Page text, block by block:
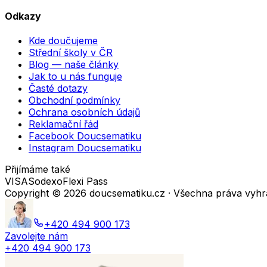
Odkazy
Kde doučujeme
Střední školy v ČR
Blog — naše články
Jak to u nás funguje
Časté dotazy
Obchodní podmínky
Ochrana osobních údajů
Reklamační řád
Facebook Doucsematiku
Instagram Doucsematiku
Přijímáme také
VISASodexoFlexi Pass
Copyright © 2026 doucsematiku.cz · Všechna práva
+420 494 900 173
Zavolejte nám
+420 494 900 173